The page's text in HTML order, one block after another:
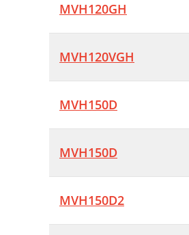
MVH120GH
MVH120VGH
MVH150D
MVH150D
MVH150D2